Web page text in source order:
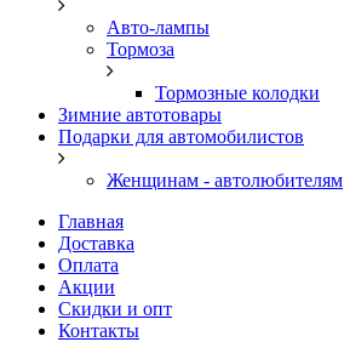
Авто-лампы
Тормоза
Тормозные колодки
Зимние автотовары
Подарки для автомобилистов
Женщинам - автолюбителям
Главная
Доставка
Оплата
Акции
Скидки и опт
Контакты